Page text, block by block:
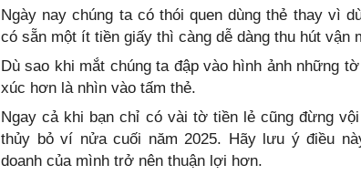
Ngày nay chúng ta có thói quen dùng thẻ thay vì
có sẵn một ít tiền giấy thì càng dễ dàng thu hút vận
Dù sao khi mắt chúng ta đập vào hình ảnh những
xúc hơn là nhìn vào tấm thẻ.
Ngay cả khi bạn chỉ có vài tờ tiền lẻ cũng đừng
thủy bỏ ví nửa cuối năm 2025. Hãy lưu ý điều
doanh của mình trở nên thuận lợi hơn.